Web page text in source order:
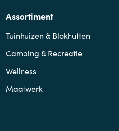
Assortiment
Tuinhuizen & Blokhutten
Camping & Recreatie
Wellness
Maatwerk